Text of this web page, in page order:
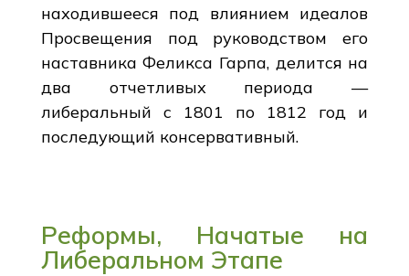
находившееся под влиянием идеалов
Просвещения под руководством его
наставника Феликса Гарпа, делится на
два отчетливых периода —
либеральный с 1801 по 1812 год и
последующий консервативный.
Реформы, Начатые на
Либеральном Этапе